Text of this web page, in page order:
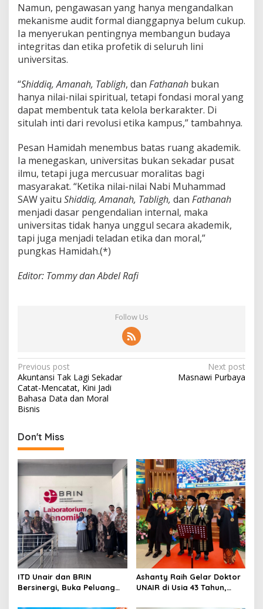
Namun, pengawasan yang hanya mengandalkan
mekanisme audit formal dianggapnya belum cukup.
Ia menyerukan pentingnya membangun budaya
integritas dan etika profetik di seluruh lini
universitas.
“Shiddiq, Amanah, Tabligh, dan Fathanah bukan
hanya nilai-nilai spiritual, tetapi fondasi moral yang
dapat membentuk tata kelola berkarakter. Di
situlah inti dari revolusi etika kampus,” tambahnya.
Pesan Hamidah menembus batas ruang akademik.
Ia menegaskan, universitas bukan sekadar pusat
ilmu, tetapi juga mercusuar moralitas bagi
masyarakat. “Ketika nilai-nilai Nabi Muhammad
SAW yaitu Shiddiq, Amanah, Tabligh, dan Fathanah
menjadi dasar pengendalian internal, maka
universitas tidak hanya unggul secara akademik,
tapi juga menjadi teladan etika dan moral,”
pungkas Hamidah.(*)
Editor: Tommy dan Abdel Rafi
Follow Us
P
o
s
t
n
a
v
a
t
i
o
n
Previous post
Akuntansi Tak Lagi Sekadar
Catat-Mencatat, Kini Jadi
Bahasa Data dan Moral
Bisnis
Next post
Masnawi Purbaya
Don't Miss
ITD Unair dan BRIN
Bersinergi, Buka Peluang
Ashanty Raih Gelar Doktor
UNAIR di Usia 43 Tahun,